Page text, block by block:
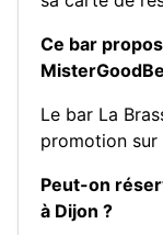
Ce bar
Le bar La
promotion sur
Peut-on
à Dijon ?